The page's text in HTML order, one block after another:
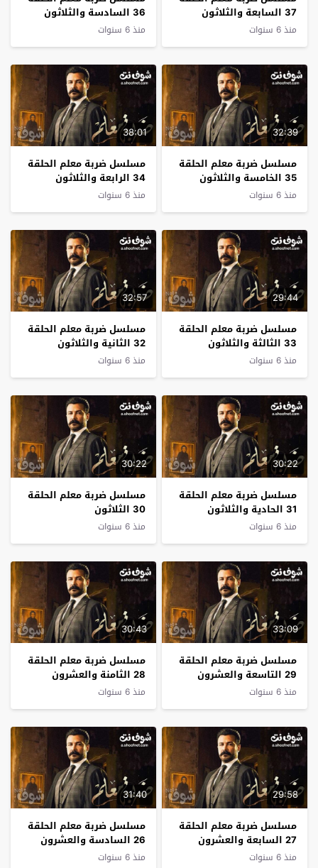
37 السابعة والثلاثون
منذ 6 سنوات
36 السادسة والثلاثون
منذ 6 سنوات
32:39
مسلسل ضربة معلم الحلقة
35 الخامسة والثلاثون
منذ 6 سنوات
38:01
مسلسل ضربة معلم الحلقة
34 الرابعة والثلاثون
منذ 6 سنوات
29:44
مسلسل ضربة معلم الحلقة
33 الثالثة والثلاثون
منذ 6 سنوات
32:57
مسلسل ضربة معلم الحلقة
32 الثانية والثلاثون
منذ 6 سنوات
30:22
مسلسل ضربة معلم الحلقة
31 الحادية والثلاثون
منذ 6 سنوات
30:22
مسلسل ضربة معلم الحلقة
30 الثلاثون
منذ 6 سنوات
33:09
مسلسل ضربة معلم الحلقة
29 التاسعة والعشرون
منذ 6 سنوات
30:43
مسلسل ضربة معلم الحلقة
28 الثامنة والعشرون
منذ 6 سنوات
29:58
مسلسل ضربة معلم الحلقة
27 السابعة والعشرون
منذ 6 سنوات
31:40
مسلسل ضربة معلم الحلقة
26 السادسة والعشرون
منذ 6 سنوات